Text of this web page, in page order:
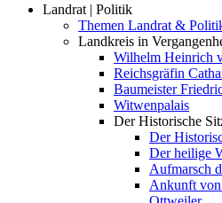
Landrat | Politik
Themen Landrat &
Landkreis in
Wilhelm Heinrich
Reichsgräfin
Baumeister
Witwenpalais
Der Historische
Der
Der heilige
Aufmarsch
Ankunft